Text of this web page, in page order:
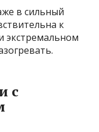
в сильный
к
экстремальном
с